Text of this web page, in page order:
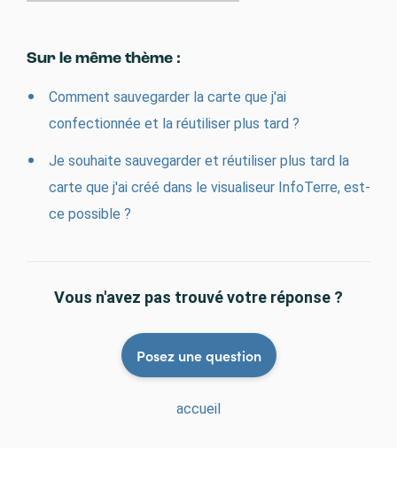
Sur le même thème :
Comment sauvegarder la carte que j'ai
confectionnée et la réutiliser plus tard ?
Je souhaite sauvegarder et réutiliser plus tard la
carte que j'ai créé dans le visualiseur InfoTerre, est-
ce possible ?
Vous n'avez pas trouvé votre réponse ?
Posez une question
accueil